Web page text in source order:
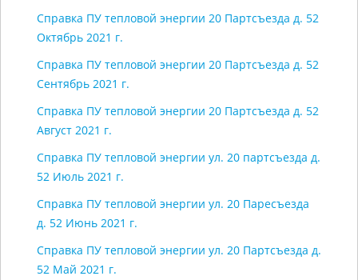
Справка ПУ тепловой энергии 20 Партсъезда д. 52
Октябрь 2021 г.
Справка ПУ тепловой энергии 20 Партсъезда д. 52
Сентябрь 2021 г.
Справка ПУ тепловой энергии 20 Партсъезда д. 52
Август 2021 г.
Справка ПУ тепловой энергии ул. 20 партсъезда д.
52 Июль 2021 г.
Справка ПУ тепловой энергии ул. 20 Паресъезда
д. 52 Июнь 2021 г.
Справка ПУ тепловой энергии ул. 20 Партсъезда д.
52 Май 2021 г.